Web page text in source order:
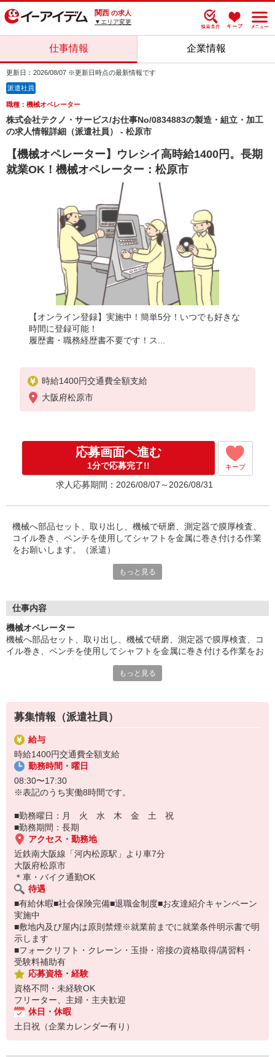
関西 の求人
▼エリア変更
仕事情報 企業情報
更新日：2026/08/07 ※更新日時点の最新情報です
派遣社員
職種：機械オペレーター
株式会社テクノ・サービス/お仕事No/0834883の製造・組立・加工
の求人情報詳細（派遣社員） - 松原市
【機械オペレーター】ウレシイ高時給1400円。長期
就業OK！機械オペレーター：松原市
【オンライン登録】実施中！簡単5分！いつでも好きな
時間に登録可能！
履歴書・職務経歴書不要です！ス...
時給1400円交通費全額支給
大阪府松原市
応募画面へ進む
1分で応募完了!! キープ
求人応募期間：2026/08/07～2026/08/31
機械へ部品セット、取り出し、機械で研磨、測定器で膜厚検査、
コイル巻き、ペンチを使用してシャフトを金属に巻き付ける作業
をお願いします。（派遣）
未経験者大歓迎。幅広い年齢層が活躍中。人気の日勤。残業ほと
心です。ご応募はお早めに。
があります。詳細はオペレーターへお問い合わせください。
『テクノ・サービス』は、派遣業界大手スタッフサービスグルー
全国にあるお仕事の中から、一人ひとりのスキルや希望条件に応
安全管理体制も万全ですので安心してご就業いただけます。
登録方法は、【オンライン】【電話】【登録会来場】の3つから
選べます♪
★★履歴書・証明写真は不要！★★
また、ご登録済の方はお仕事の紹介がスムーズです。
ご応募お待ちしています。
もっと見る
仕事内容
機械オペレーター
機械へ部品セット、取り出し、機械で研磨、測定器で膜厚検査、コ
イル巻き、ペンチを使用してシャフトを金属に巻き付ける作業をお
未経験者大歓迎。幅広い年齢層が活躍中。人気の日勤。残業ほとん
す。ご応募はお早めに。
もっと見る
募集情報（派遣社員）
給与
時給1400円交通費全額支給
勤務時間・曜日
08:30〜17:30
※表記のうち実働8時間です。
■勤務曜日：月 火 水 木 金 土 祝
■勤務期間：長期
アクセス・勤務地
近鉄南大阪線「河内松原駅」より車7分
大阪府松原市
＊車・バイク通勤OK
待遇
■有給休暇■社会保険完備■退職金制度■お友達紹介キャンペーン
実施中
■敷地内及び屋内は原則禁煙※就業前までに就業条件明示書で明
示します
■フォークリフト・クレーン・玉掛・溶接の資格取得/講習料・
受験料補助有
応募資格・経験
資格不問・未経験OK
フリーター、主婦・主夫歓迎
休日・休暇
土日祝（企業カレンダー有り）